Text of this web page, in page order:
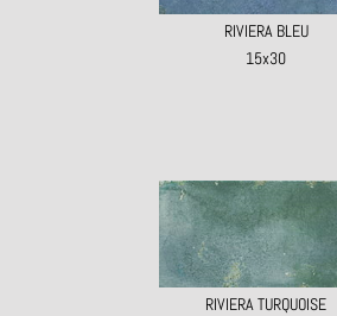
RIVIERA BLEU
15x30
RIVIERA TURQUOISE